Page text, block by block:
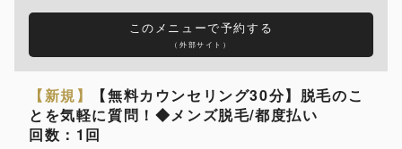
このメニューで予約する
（外部サイト）
【新規】
【無料カウンセリング30分】脱毛のこ
とを気軽に質問！◆メンズ脱毛/都度払い
回数：1回